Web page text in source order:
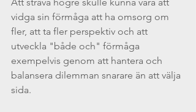
vidga sin förmåga att ha omsorg om
fler, att ta fler perspektiv och att
utveckla "både och" förmåga
exempelvis genom att hantera och
balansera dilemman snarare än att välja
sida.